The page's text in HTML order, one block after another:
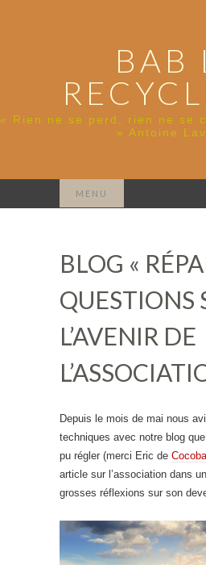
BAB
« Rien ne se perd, rien ne se
» Antoine
MENU
BLOG «
QUESTIONS
L’AVENIR DE
Depuis le mois de mai nous
techniques avec notre blog
pu régler (merci Eric de Cocoba
article sur l’association dans
grosses réflexions sur son